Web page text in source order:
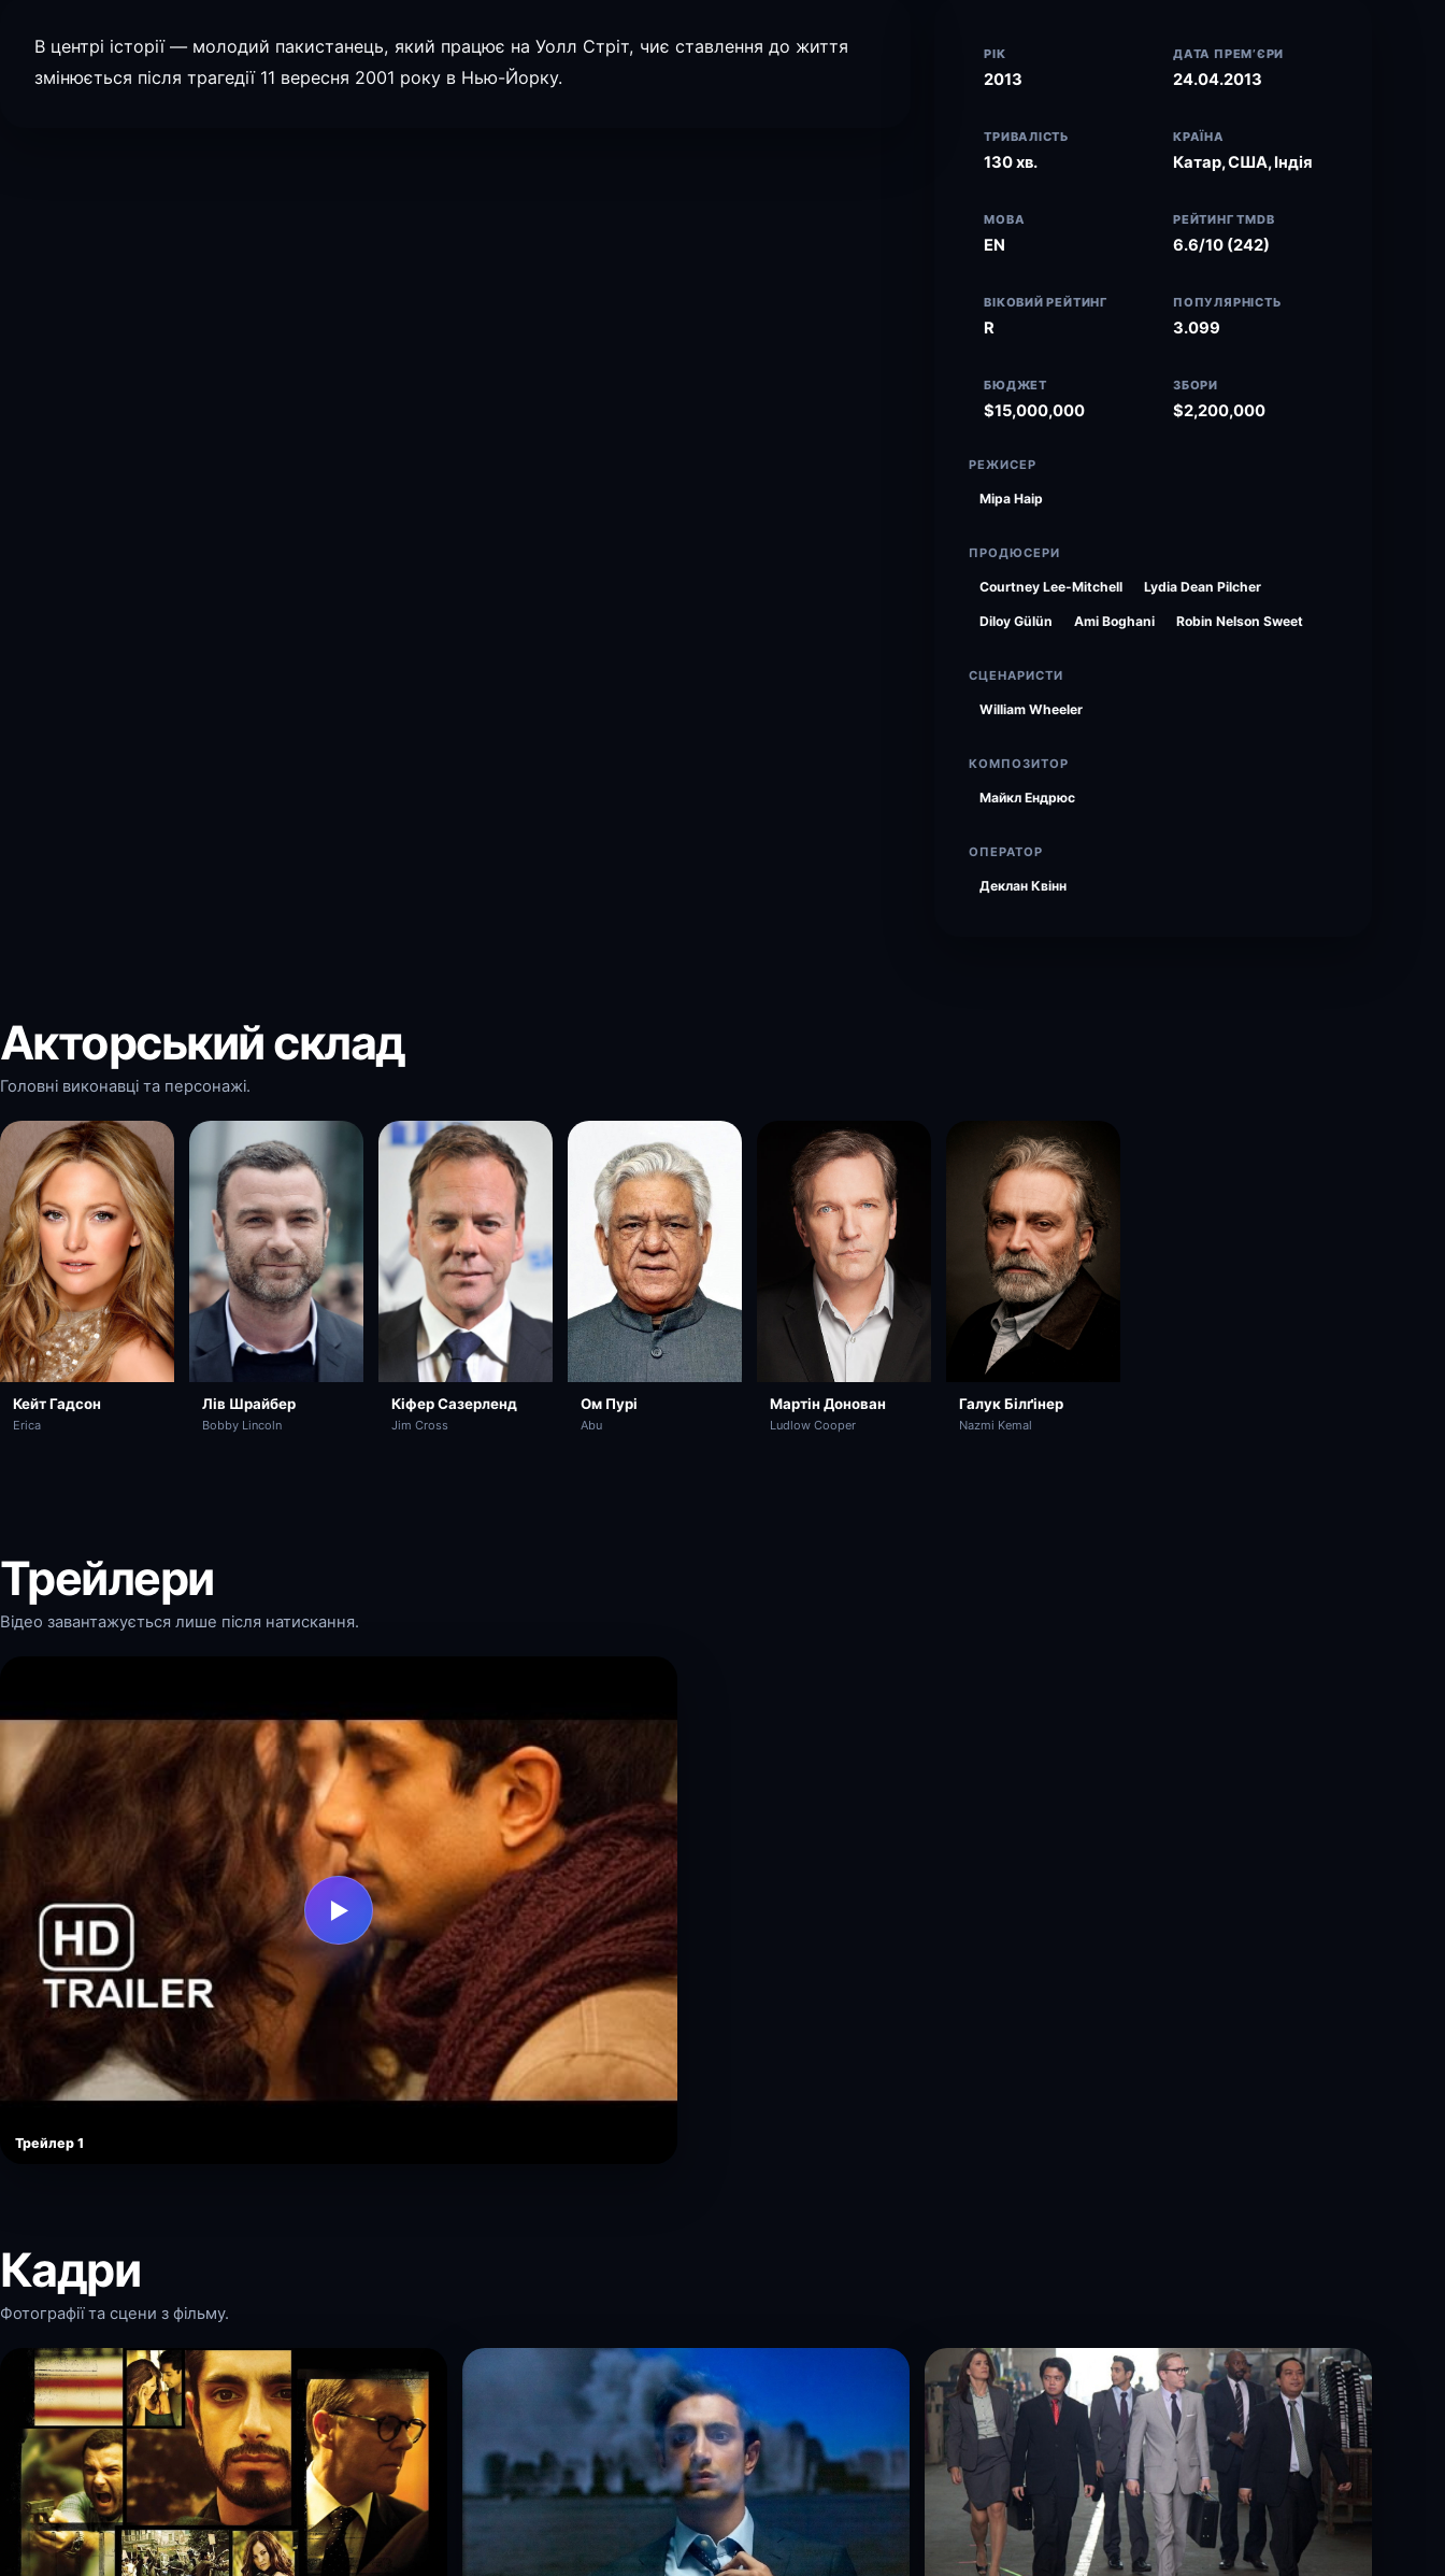
В центрі історії — молодий пакистанець, який працює на Уолл Стріт, чиє ставлення до життя
змінюється після трагедії 11 вересня 2001 року в Нью-Йорку.
РІК
2013
ДАТА ПРЕМ’ЄРИ
24.04.2013
ТРИВАЛІСТЬ
130 хв.
КРАЇНА
Катар, США, Індія
МОВА
EN
РЕЙТИНГ TMDB
6.6/10 (242)
ВІКОВИЙ РЕЙТИНГ
R
ПОПУЛЯРНІСТЬ
3.099
БЮДЖЕТ
$15,000,000
ЗБОРИ
$2,200,000
РЕЖИСЕР
Міра Наір
ПРОДЮСЕРИ
Courtney Lee-Mitchell Lydia Dean Pilcher
Diloy Gülün Ami Boghani Robin Nelson Sweet
СЦЕНАРИСТИ
William Wheeler
КОМПОЗИТОР
Майкл Ендрюс
ОПЕРАТОР
Деклан Квінн
Акторський склад
Головні виконавці та персонажі.
Кейт Гадсон
Erica
Лів Шрайбер
Bobby Lincoln
Кіфер Сазерленд
Jim Cross
Ом Пурі
Abu
Мартін Донован
Ludlow Cooper
Галук Білґінер
Nazmi Kemal
Трейлери
Відео завантажується лише після натискання.
▶
Трейлер 1
Кадри
Фотографії та сцени з фільму.